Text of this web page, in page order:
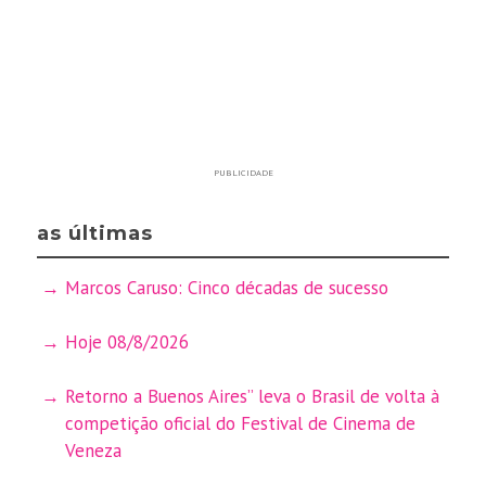
PUBLICIDADE
as últimas
Marcos Caruso: Cinco décadas de sucesso
Hoje 08/8/2026
Retorno a Buenos Aires” leva o Brasil de volta à
competição oficial do Festival de Cinema de
Veneza